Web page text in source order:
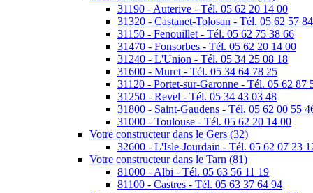
31190 - Auterive - Tél. 05 62 20 14 00
31320 - Castanet-Tolosan - Tél. 05 62 57
31150 - Fenouillet - Tél. 05 62 75 38 66
31470 - Fonsorbes - Tél. 05 62 20 14 00
31240 - L'Union - Tél. 05 34 25 08 18
31600 - Muret - Tél. 05 34 64 78 25
31120 - Portet-sur-Garonne - Tél. 05 62 87
31250 - Revel - Tél. 05 34 43 03 48
31800 - Saint-Gaudens - Tél. 05 62 00 55
31000 - Toulouse - Tél. 05 62 20 14 00
Votre constructeur dans le Gers (32)
32600 - L'Isle-Jourdain - Tél. 05 62 07 23
Votre constructeur dans le Tarn (81)
81000 - Albi - Tél. 05 63 56 11 19
81100 - Castres - Tél. 05 63 37 64 94